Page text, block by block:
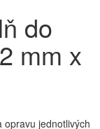
do
mm x
opravu jednotlivých